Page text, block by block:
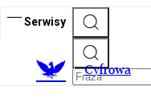
Serwisy
Cyfrowa